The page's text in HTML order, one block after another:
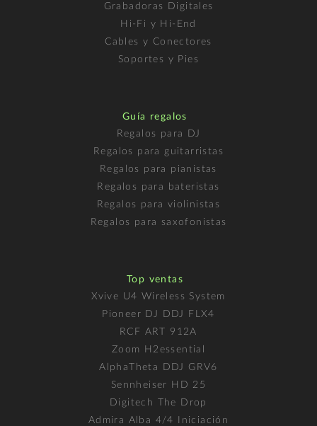
Grabadoras Digitales
Hi-Fi y Hi-End
Cables y Conectores
Soportes y Pies
Guía regalos
Regalos para DJ
Regalos para guitarristas
Regalos para pianistas
Regalos para bateristas
Regalos para violinistas
Regalos para saxofonistas
Top ventas
Xvive U4 Wireless System
Pioneer DJ DDJ FLX4
RCF ART 912A
Zoom H2essential
AlphaTheta DDJ GRV6
Sennheiser HD 25
Digitech The Drop
Admira Alba 4/4 Iniciación